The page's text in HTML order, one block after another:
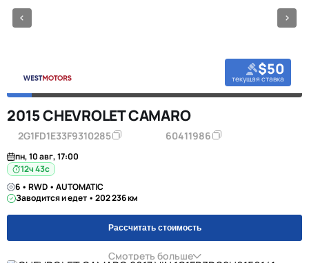
$50
текущая ставка
2015 CHEVROLET CAMARO
2G1FD1E33F9310285 60411986
пн, 10 авг, 17:00
12ч 42с
6 • RWD • AUTOMATIC
Заводится и едет • 202 236 км
Рассчитать стоимость
Смотреть больше